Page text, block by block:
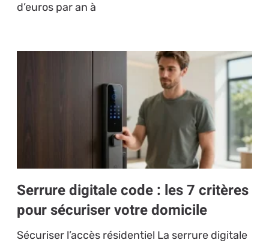
d’euros par an à
Serrure digitale code : les 7 critères
pour sécuriser votre domicile
Sécuriser l’accès résidentiel La serrure digitale